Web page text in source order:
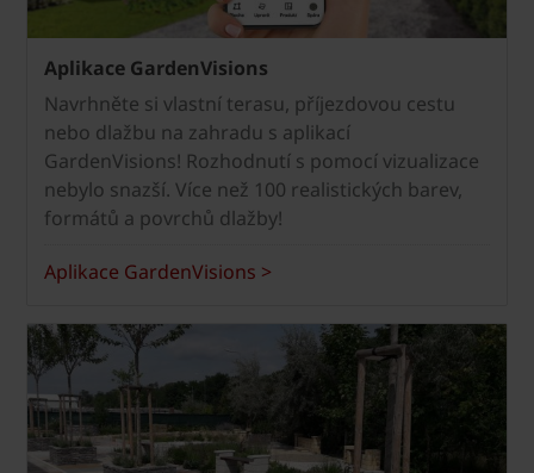
Aplikace GardenVisions
Navrhněte si vlastní terasu, příjezdovou cestu
nebo dlažbu na zahradu s aplikací
GardenVisions! Rozhodnutí s pomocí vizualizace
nebylo snazší. Více než 100 realistických barev,
formátů a povrchů dlažby!
Aplikace GardenVisions >